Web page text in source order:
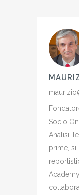
Socio
Analisi
prime, si